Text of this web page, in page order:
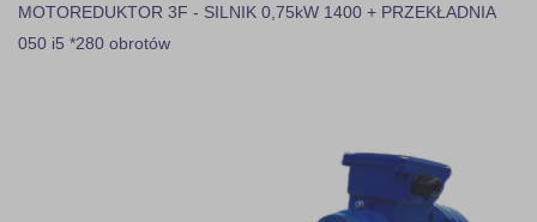
MOTOREDUKTOR 3F - SILNIK 0,75kW 1400 + PRZEKŁADNIA
050 i5 *280 obrotów